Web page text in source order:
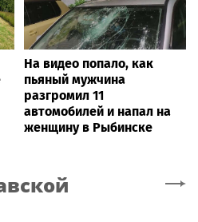
На видео попало, как
пьяный мужчина
разгромил 11
автомобилей и напал на
женщину в Рыбинске